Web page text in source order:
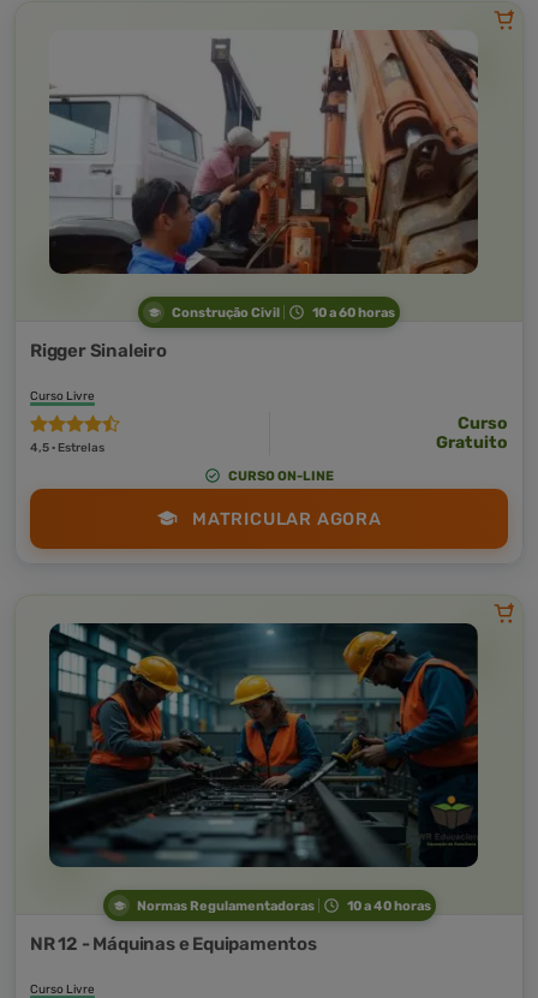
Construção Civil 10 a 60 horas
Rigger Sinaleiro
Curso Livre
4,5 · Estrelas
Curso
Gratuito
CURSO ON-LINE
MATRICULAR AGORA
Normas Regulamentadoras 10 a 40 horas
NR 12 - Máquinas e Equipamentos
Curso Livre